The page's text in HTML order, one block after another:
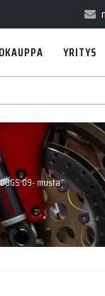
YRITYS
09- musta